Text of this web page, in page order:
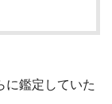
に鑑定していた